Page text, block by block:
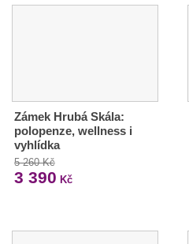
Zámek Hrubá Skála:
polopenze, wellness i
vyhlídka
5 260 Kč
3 390 Kč